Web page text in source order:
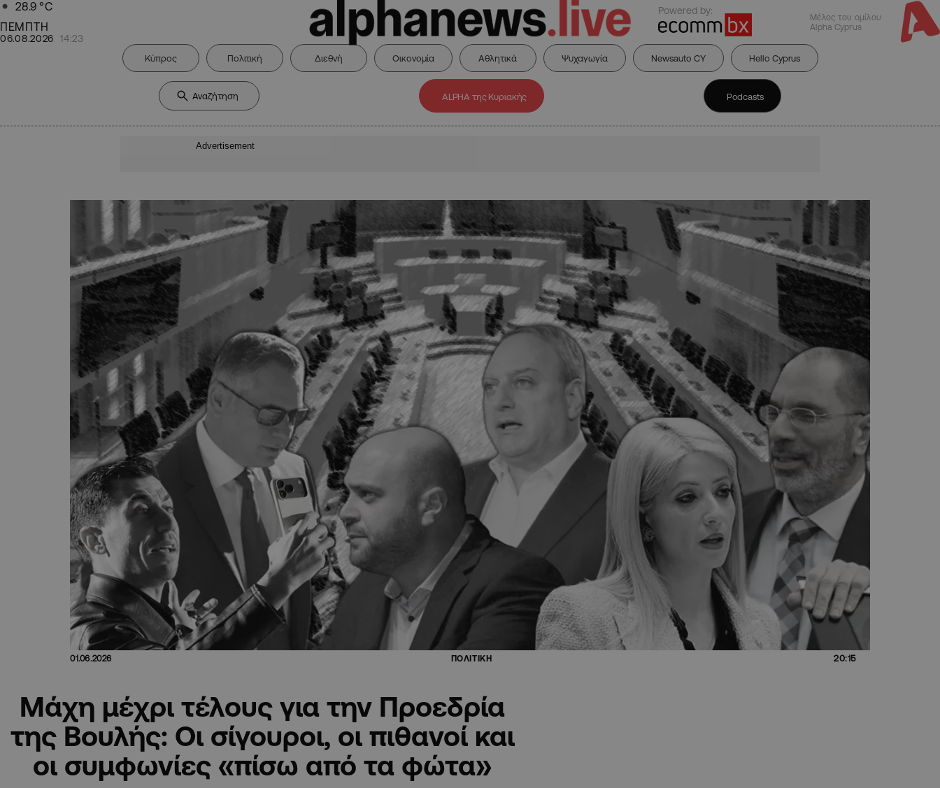
28.9 °C
ΠΕΜΠΤΗ
06.08.2026 14:23
Powered by:
Μέλος του ομίλου
Alpha Cyprus
Κύπρος Πολιτική Διεθνή Οικονομία Αθλητικά Ψυχαγωγία Newsauto CY Hello Cyprus
ALPHA της Κυριακής Podcasts
Advertisement
01.06.2026 ΠΟΛΙΤΙΚΗ 20:15
Μάχη μέχρι τέλους για την Προεδρία
της Βουλής: Οι σίγουροι, οι πιθανοί και
οι συμφωνίες «πίσω από τα φώτα»